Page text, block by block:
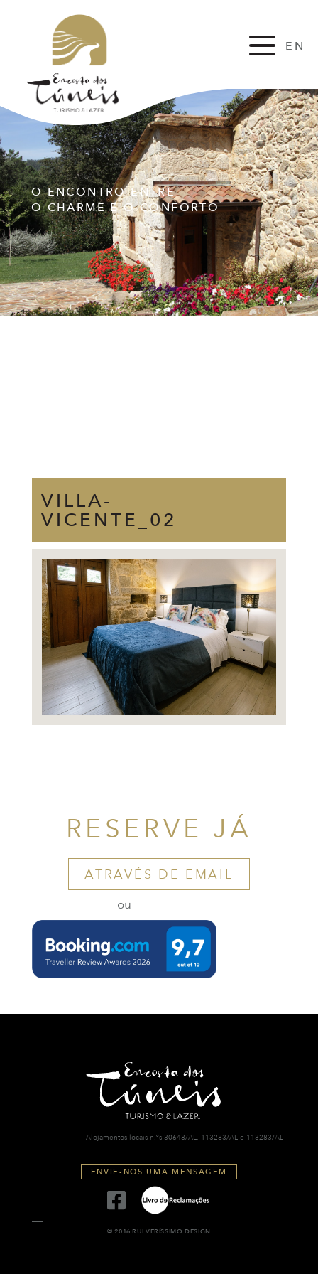
EN
O ENCONTRO ENTRE
O CHARME E O CONFORTO
VILLA-
VICENTE_02
RESERVE JÁ
ATRAVÉS DE EMAIL
ou
Alojamentos locais n.ºs 30648/AL, 113283/AL e 113283/AL
ENVIE-NOS UMA MENSAGEM
© 2016 RUI VERÍSSIMO DESIGN